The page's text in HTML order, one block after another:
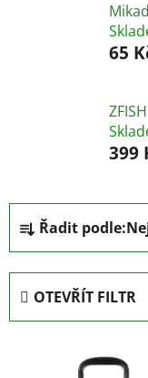
65
399
Ř
a
z
n
Řadit podle:
OTEVŘÍT FILTR